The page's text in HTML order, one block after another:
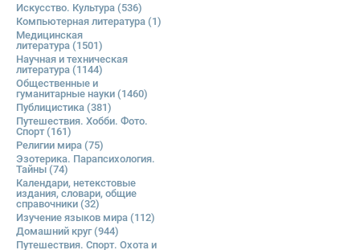
Искусство. Культура (536)
Компьютерная литература (1)
Медицинская
литература (1501)
Научная и техническая
литература (1144)
Общественные и
гуманитарные науки (1460)
Публицистика (381)
Путешествия. Хобби. Фото.
Спорт(161)
Религии мира (75)
Эзотерика. Парапсихология.
Тайны (74)
Календари, нетекстовые
издания, словари, общие
справочники (32)
Изучение языков мира (112)
Домашний круг(944)
Путешествия. Спорт. Охота и